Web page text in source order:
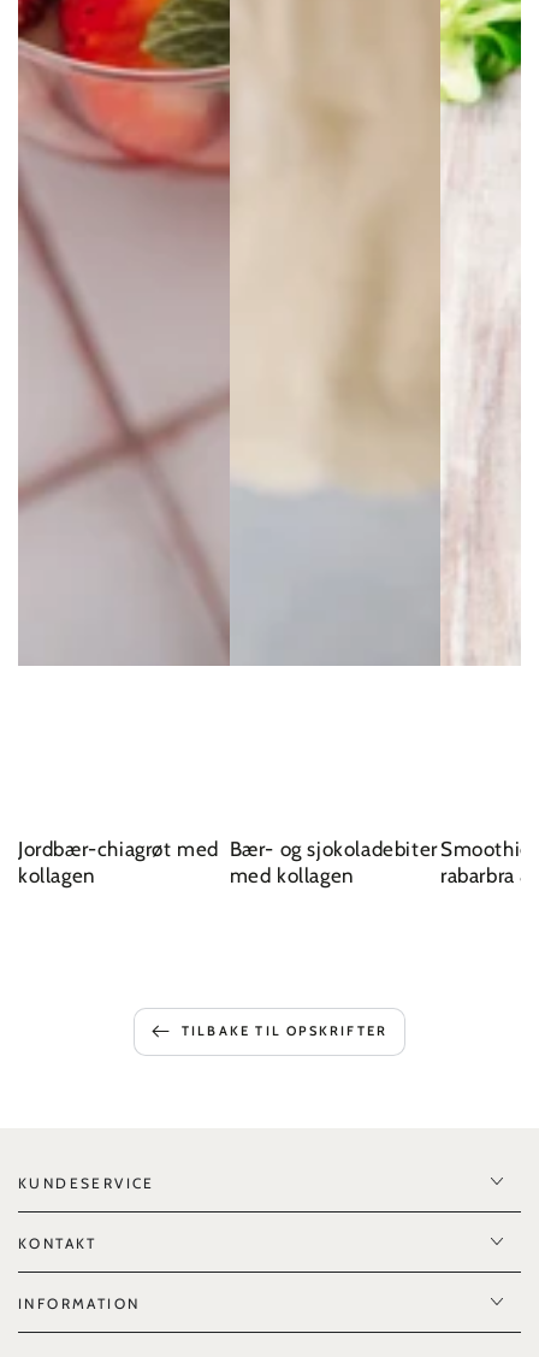
Jordbær-chiagrøt med
kollagen
Bær- og sjokoladebiter
med kollagen
Smoothie
rabarbra
TILBAKE TIL OPSKRIFTER
KUNDESERVICE
KONTAKT
INFORMATION